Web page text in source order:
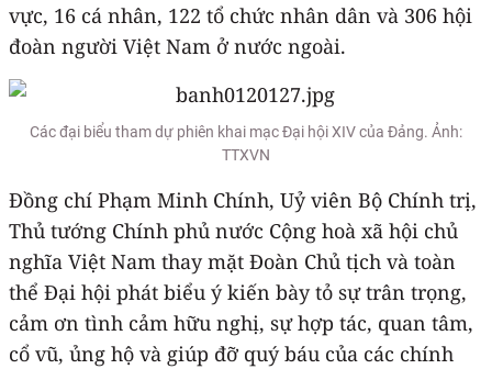
vực, 16 cá nhân, 122 tổ chức nhân dân và 306 hội
đoàn người Việt Nam ở nước ngoài.
Các đại biểu tham dự phiên khai mạc Đại hội XIV của Đảng. Ảnh:
TTXVN
Đồng chí Phạm Minh Chính, Uỷ viên Bộ Chính trị,
Thủ tướng Chính phủ nước Cộng hoà xã hội chủ
nghĩa Việt Nam thay mặt Đoàn Chủ tịch và toàn
thể Đại hội phát biểu ý kiến bày tỏ sự trân trọng,
cảm ơn tình cảm hữu nghị, sự hợp tác, quan tâm,
cổ vũ, ủng hộ và giúp đỡ quý báu của các chính